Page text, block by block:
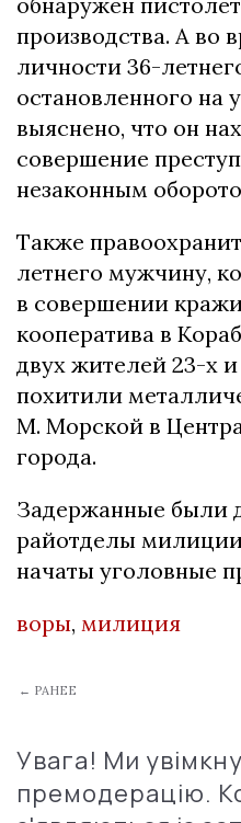
производства. А во
личности 36-
остановленного на
выяснено, что он
совершение
незаконным
Также
летнего мужчину,
в совершении
кооператива в
двух жителей 23-х
похитили
М. Морской в
города.
Задержанные были
райотделы
начаты уголовные
воры, милиция
← РАНЕЕ
Увага! Ми
премодерацію.